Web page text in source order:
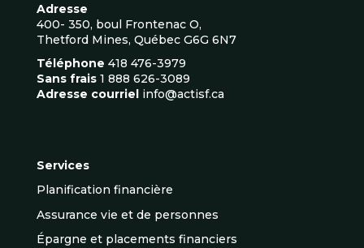
Adresse
400- 350, boul Frontenac O,
Thetford Mines, Québec G6G 6N7
Téléphone 418 476-3979
Sans frais 1 888 626-3089
Adresse courriel info@actisf.ca
Services
Planification financière
Assurance vie et de personnes
Épargne et placements financiers